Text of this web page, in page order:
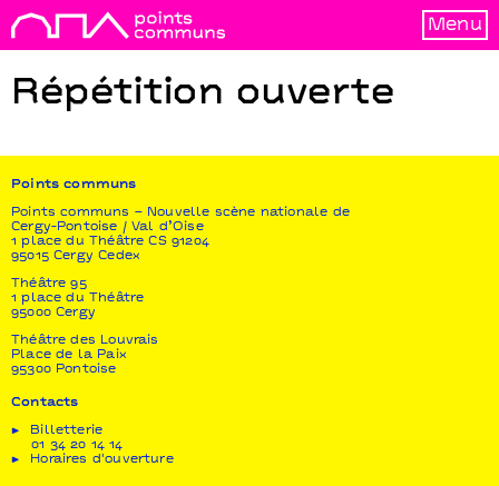
Menu
Répétition ouverte
Points communs
Points communs – Nouvelle scène nationale de
Cergy-Pontoise / Val d’Oise
1 place du Théâtre CS 91204
95015 Cergy Cedex
Théâtre 95
1 place du Théâtre
95000 Cergy
Théâtre des Louvrais
Place de la Paix
95300 Pontoise
Contacts
Billetterie
01 34 20 14 14
Horaires d'ouverture